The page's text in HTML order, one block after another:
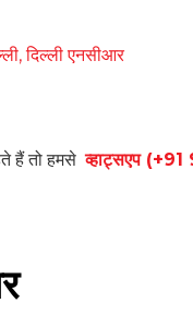
दिल्ली एनसीआर
हैं तो हमसेव्हाट्सएप